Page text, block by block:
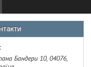
Бандери 10, 04076,